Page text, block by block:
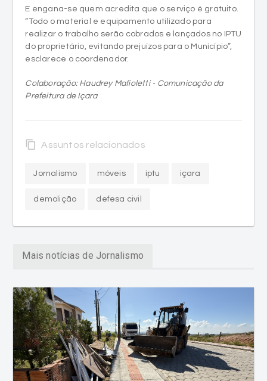
E engana-se quem acredita que o serviço é gratuito.
“Todo o material e equipamento utilizado para
realizar o trabalho serão cobrados e lançados no IPTU
do proprietário, evitando prejuízos para o Município”,
esclarece o coordenador.
Colaboração: Haudrey Mafioletti - Comunicação da
Prefeitura de Içara
content_copy Assuntos relacionados
Jornalismo móveis iptu içara
demolição defesa civil
Mais notícias de Jornalismo